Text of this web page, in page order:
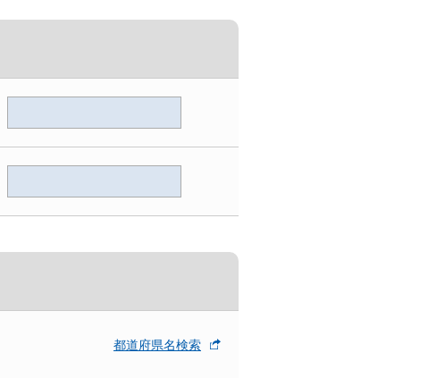
都道府県名検索